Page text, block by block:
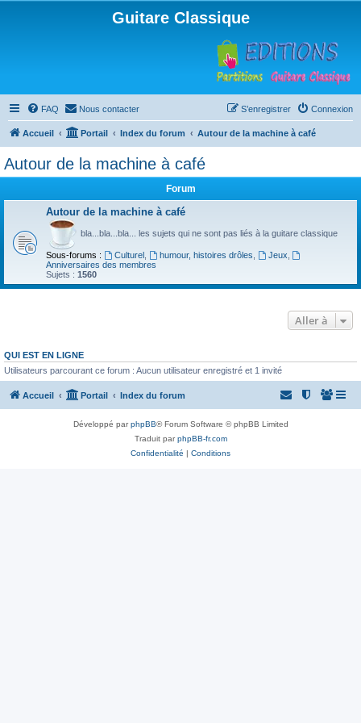
Guitare Classique
FAQ Nous contacter Connexion
S’enregistrer
Accueil Portail Index du forum Autour de la machine à café
Autour de la machine à café
Forum
Autour de la machine à café
bla...bla...bla... les sujets qui ne sont pas liés à la guitare classique
Sous-forums : Culturel, humour, histoires drôles Jeux
Anniversaires des membres
Sujets : 1560
Aller à
QUI EST EN LIGNE
Utilisateurs parcourant ce forum : Aucun utilisateur enregistré et 1 invité
Accueil Portail Index du forum
Développé parphpBB® Forum Software © phpBB Limited
Traduit parphpBB-fr.com
Confidentialité | Conditions